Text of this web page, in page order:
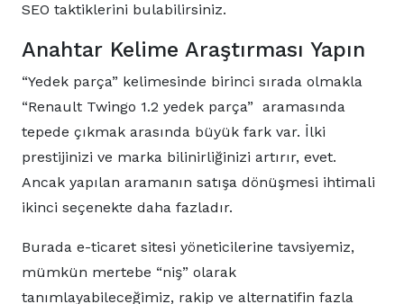
SEO taktiklerini bulabilirsiniz.
Anahtar Kelime Araştırması Yapın
“Yedek parça” kelimesinde birinci sırada olmakla
“Renault Twingo 1.2 yedek parça” aramasında
tepede çıkmak arasında büyük fark var. İlki
prestijinizi ve marka bilinirliğinizi artırır, evet.
Ancak yapılan aramanın satışa dönüşmesi ihtimali
ikinci seçenekte daha fazladır.
Burada e-ticaret sitesi yöneticilerine tavsiyemiz,
mümkün mertebe “niş” olarak
tanımlayabileceğimiz, rakip ve alternatifin fazla